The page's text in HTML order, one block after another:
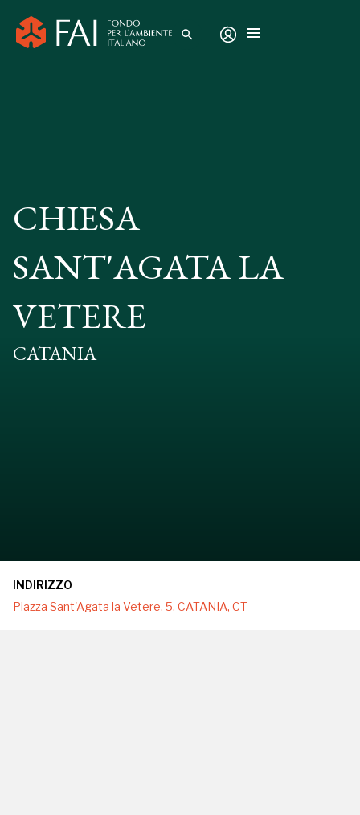
search
CHIESA
SANT'AGATA LA
VETERE
CATANIA
INDIRIZZO
Piazza Sant'Agata la Vetere, 5, CATANIA, CT